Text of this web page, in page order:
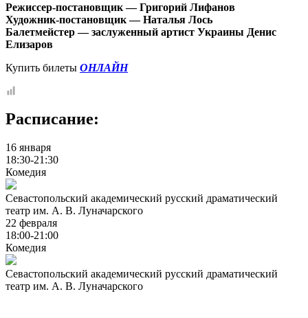
Режиссер-постановщик — Григорий Лифанов
Художник-постановщик — Наталья Лось
Балетмейстер — заслуженный артист Украины Денис
Елизаров
Купить билеты ОНЛАЙН
Расписание:
16 января
18:30-21:30
Комедия
Севастопольский академический русский драматический
театр им. А. В. Луначарского
22 февраля
18:00-21:00
Комедия
Севастопольский академический русский драматический
театр им. А. В. Луначарского